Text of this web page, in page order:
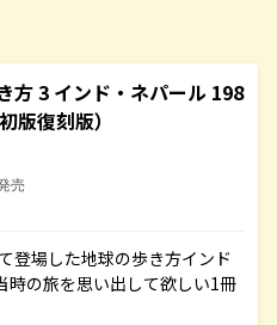
方 3 インド・ネパール 198
版復刻版）
売
登場した地球の歩き方インド
の旅を思い出して欲しい1冊